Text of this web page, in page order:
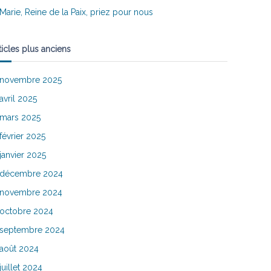
Marie, Reine de la Paix, priez pour nous
plus anciens
novembre 2025
avril 2025
mars 2025
février 2025
janvier 2025
décembre 2024
novembre 2024
octobre 2024
septembre 2024
août 2024
juillet 2024